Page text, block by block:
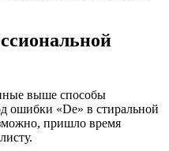
выше способы
ошибки «De» в стиральной
пришло время